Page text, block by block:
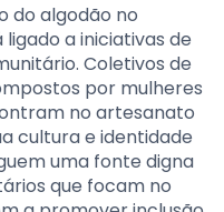
do algodão no
a iniciativas de
Coletivos de
por mulheres
no artesanato
cultura e identidade
uma fonte digna
que focam no